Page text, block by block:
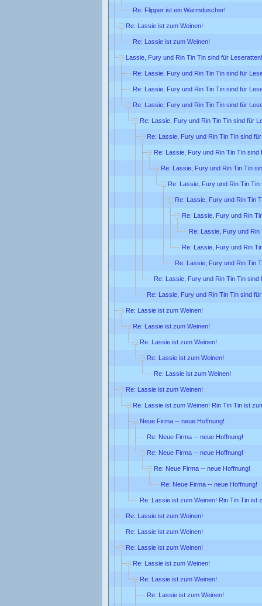
Re: Flipper ist ein Warmduscher!
Re: Lassie ist zum Weinen!
Re: Lassie ist zum Weinen!
Lassie, Fury und Rin Tin Tin sind für Leseratten!
Re: Lassie, Fury und Rin Tin Tin sind für
Re: Lassie, Fury und Rin Tin Tin sind für
Re: Lassie, Fury und Rin Tin Tin sind für
Re: Lassie, Fury und Rin Tin Tin sind für
Re: Lassie, Fury und Rin Tin Tin sind
Re: Lassie, Fury und Rin Tin Tin sind
Re: Lassie, Fury und Rin Tin Tin
Re: Lassie, Fury und Rin Tin
Re: Lassie, Fury und Rin Tin
Re: Lassie, Fury und Rin
Re: Lassie, Fury und
Re: Lassie, Fury und Rin
Re: Lassie, Fury und Rin Tin
Re: Lassie, Fury und Rin Tin Tin sind
Re: Lassie, Fury und Rin Tin Tin sind
Re: Lassie ist zum Weinen!
Re: Lassie ist zum Weinen!
Re: Lassie ist zum Weinen!
Re: Lassie ist zum Weinen!
Re: Lassie ist zum Weinen!
Re: Lassie ist zum Weinen!
Re: Lassie ist zum Weinen! Rin Tin Tin ist
Neue Firma -- neue Hoffnung!
Re: Neue Firma -- neue Hoffnung!
Re: Neue Firma -- neue Hoffnung!
Re: Neue Firma -- neue Hoffnung!
Re: Neue Firma -- neue Hoffnung!
Re: Lassie ist zum Weinen! Rin Tin Tin ist
Re: Lassie ist zum Weinen!
Re: Lassie ist zum Weinen!
Re: Lassie ist zum Weinen!
Re: Lassie ist zum Weinen!
Re: Lassie ist zum Weinen!
Re: Lassie ist zum Weinen!